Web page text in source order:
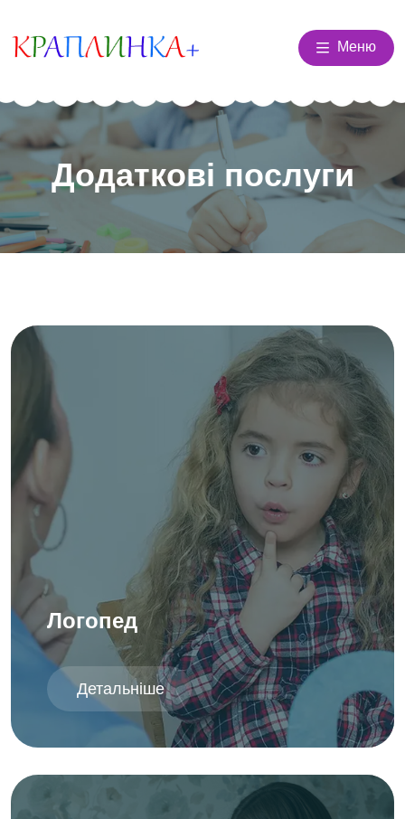
Меню
Додаткові послуги
Логопед
Детальніше